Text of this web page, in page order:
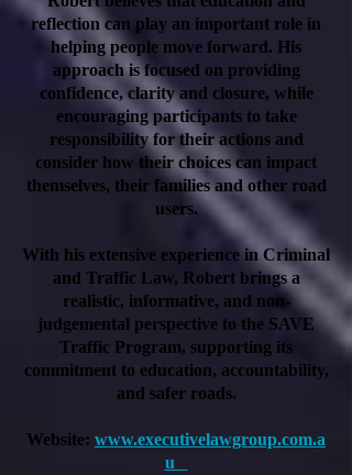
reflection can play an important role in
helping people move forward. His
approach is focused on providing
confidence, clarity and closure, while
encouraging participants to take
responsibility for their actions and
consider how their choices can impact
themselves, their families and other road
users.
With his extensive experience in Criminal
and Traffic Law, Robert brings a
realistic, informative, and non-
judgemental perspective to the SAVE
Traffic Program, supporting its
commitment to education, accountability,
and safer roads.
Website: www.executivelawgroup.com.a
u